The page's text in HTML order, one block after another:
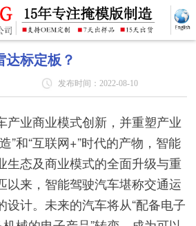
达标定板？
发布时间：2022-08-10
产业商业模式创新，并重塑产业
”和“互联网+”时代的产物，智能
生态及商业模式的全面升级与重
以来，智能驾驶汽车堪称交通运
设计。未来的汽车将从“配备电子